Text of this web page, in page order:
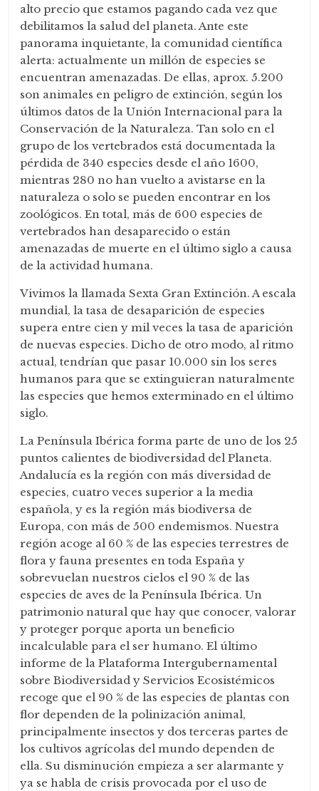
alto precio que estamos pagando cada vez que
debilitamos la salud del planeta. Ante este
panorama inquietante, la comunidad científica
alerta: actualmente un millón de especies se
encuentran amenazadas. De ellas, aprox. 5.200
son animales en peligro de extinción, según los
últimos datos de la Unión Internacional para la
Conservación de la Naturaleza. Tan solo en el
grupo de los vertebrados está documentada la
pérdida de 340 especies desde el año 1600,
mientras 280 no han vuelto a avistarse en la
naturaleza o solo se pueden encontrar en los
zoológicos. En total, más de 600 especies de
vertebrados han desaparecido o están
amenazadas de muerte en el último siglo a causa
de la actividad humana.
Vivimos la llamada Sexta Gran Extinción. A escala
mundial, la tasa de desaparición de especies
supera entre cien y mil veces la tasa de aparición
de nuevas especies. Dicho de otro modo, al ritmo
actual, tendrían que pasar 10.000 sin los seres
humanos para que se extinguieran naturalmente
las especies que hemos exterminado en el último
siglo.
La Península Ibérica forma parte de uno de los 25
puntos calientes de biodiversidad del Planeta.
Andalucía es la región con más diversidad de
especies, cuatro veces superior a la media
española, y es la región más biodiversa de
Europa, con más de 500 endemismos. Nuestra
región acoge al 60 % de las especies terrestres de
flora y fauna presentes en toda España y
sobrevuelan nuestros cielos el 90 % de las
especies de aves de la Península Ibérica. Un
patrimonio natural que hay que conocer, valorar
y proteger porque aporta un beneficio
incalculable para el ser humano. El último
informe de la Plataforma Intergubernamental
sobre Biodiversidad y Servicios Ecosistémicos
recoge que el 90 % de las especies de plantas con
flor dependen de la polinización animal,
principalmente insectos y dos terceras partes de
los cultivos agrícolas del mundo dependen de
ella. Su disminución empieza a ser alarmante y
ya se habla de crisis provocada por el uso de